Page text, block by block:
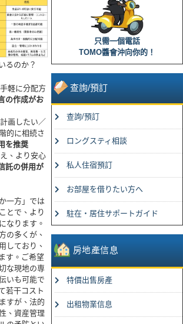
只需一個電話
TOMO醬會沖向你的！
查詢/預訂
查詢/預訂
ロングスティ相談
私人住宿預訂
お部屋を借りたい方へ
駐在・居住サポートガイド
房地產信息
特價出售房產
出租物業信息
るのか？
軽に分配方
の作成がお
画したい／
的に相続さ
を推奨
、より安心
託の併用が
一方」では
とで、より
なります。
の多くが、
しており、
す。ご希望
な現地の専
いも可能で
若干コスト
すが、法的
、資産管理